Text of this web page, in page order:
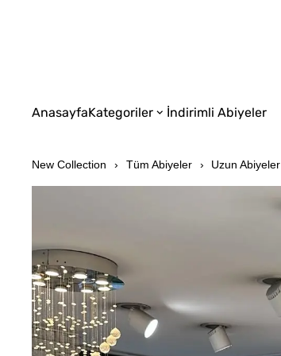
AnasayfaKategoriler İndirimli Abiyeler
New Collection Tüm Abiyeler Uzun Abiyeler